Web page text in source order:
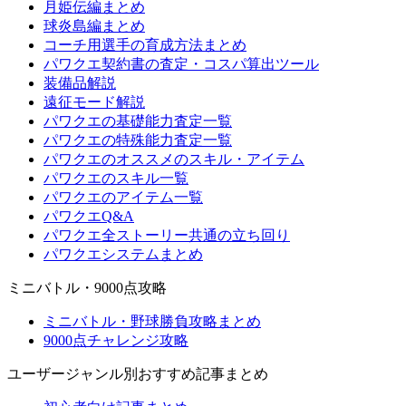
月姫伝編まとめ
球炎島編まとめ
コーチ用選手の育成方法まとめ
パワクエ契約書の査定・コスパ算出ツール
装備品解説
遠征モード解説
パワクエの基礎能力査定一覧
パワクエの特殊能力査定一覧
パワクエのオススメのスキル・アイテム
パワクエのスキル一覧
パワクエのアイテム一覧
パワクエQ&A
パワクエ全ストーリー共通の立ち回り
パワクエシステムまとめ
ミニバトル・9000点攻略
ミニバトル・野球勝負攻略まとめ
9000点チャレンジ攻略
ユーザージャンル別おすすめ記事まとめ